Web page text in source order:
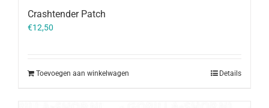
Crashtender Patch
€12,50
Toevoegen aan winkelwagen Details